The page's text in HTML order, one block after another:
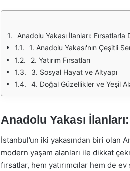
Anadolu Yakası İlanları: Fırsatlarla
1. Anadolu Yakası'nın Çeşitli
2. Yatırım Fırsatları
3. Sosyal Hayat ve Altyapı
4. Doğal Güzellikler ve Yeşil
Anadolu Yakası
İstanbul’un iki yakasından biri olan
modern yaşam alanları ile dikkat
fırsatlar, hem yatırımcılar hem de